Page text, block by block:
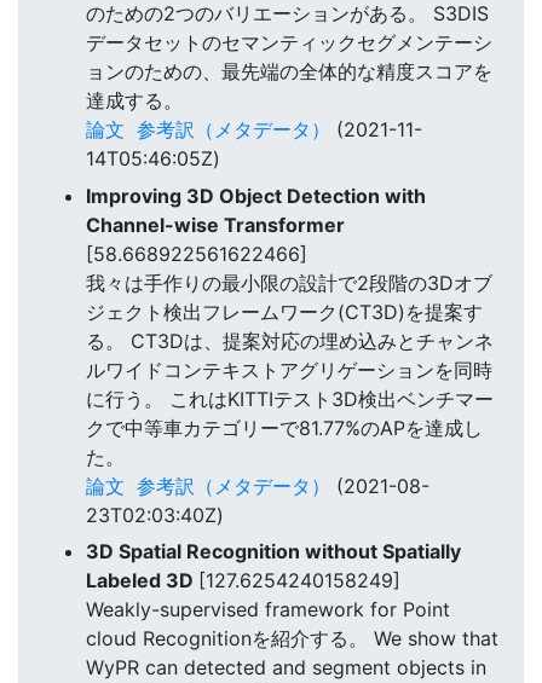
のための2つのバリエーションがある。 S3DIS
データセットのセマンティックセグメンテーシ
ョンのための、最先端の全体的な精度スコアを
達成する。
論文 参考訳（メタデータ）
(2021-11-
14T05:46:05Z)
Improving 3D Object Detection with
Channel-wise Transformer
[58.668922561622466]
我々は手作りの最小限の設計で2段階の3Dオブ
ジェクト検出フレームワーク(CT3D)を提案す
る。 CT3Dは、提案対応の埋め込みとチャンネ
ルワイドコンテキストアグリゲーションを同時
に行う。 これはKITTIテスト3D検出ベンチマー
クで中等車カテゴリーで81.77%のAPを達成し
た。
論文 参考訳（メタデータ）
(2021-08-
23T02:03:40Z)
3D Spatial Recognition without Spatially
Labeled 3D [127.6254240158249]
Weakly-supervised framework for Point
cloud Recognitionを紹介する。 We show that
WyPR can detected and segment objects in